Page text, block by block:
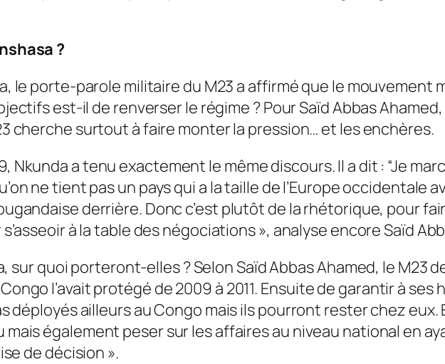
?
le porte-parole militaire du M23 a affirmé que le mouvement
est-il de renverser le régime ? Pour Saïd Abbas
cherche surtout à faire monter la pression… et les enchères.
Nkunda a tenu exactement le même discours. Il a dit : “Je
ne tient pas un pays qui a la taille de l’Europe occidentale
derrière. Donc c’est plutôt de la rhétorique, pour
à la table des négociations », analyse encore Saïd
sur quoi porteront-elles ? Selon Saïd Abbas Ahamed, le M23
l’avait protégé de 2009 à 2011. Ensuite de garantir à
déployés ailleurs au Congo mais ils pourront rester chez eux.
également peser sur les affaires au niveau national en
de décision ».